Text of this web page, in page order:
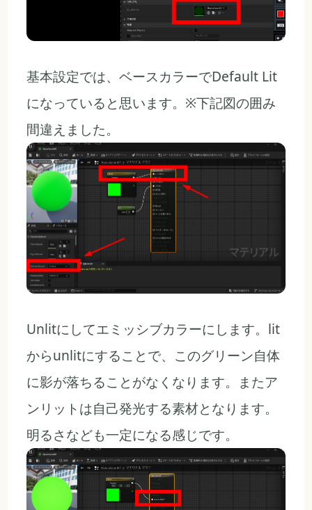
基本設定では、ベースカラーでDefault Lit
になっていると思います。※下記図の囲み
間違えました。
Unlitにしてエミッシブカラーにします。lit
からunlitにすることで、このグリーン自体
に影が落ちることがなくなります。またア
ンリットは自己発光する素材となります。
明るさなども一定になる感じです。